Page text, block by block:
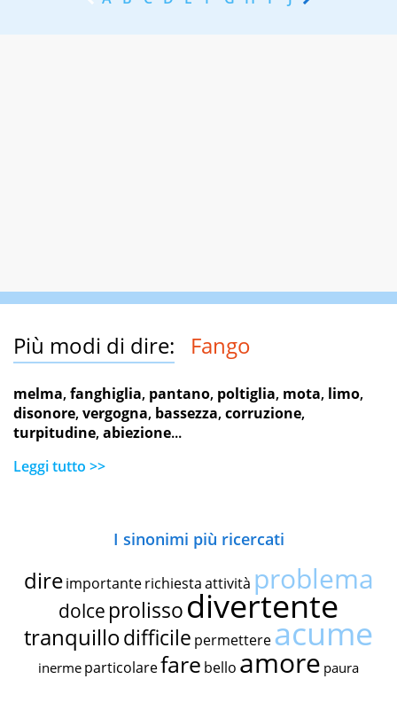
Più modi di dire: Fango
melma,fanghiglia, pantano, poltiglia, mota, limo,
disonore,vergogna, bassezza,corruzione,
turpitudine,abiezione...
Leggi tutto >>
I sinonimi più ricercati
dire importante richiestaattività problema
dolce prolissodivertente
tranquillodifficile permettereacume
inerme particolarefare bello amore paura